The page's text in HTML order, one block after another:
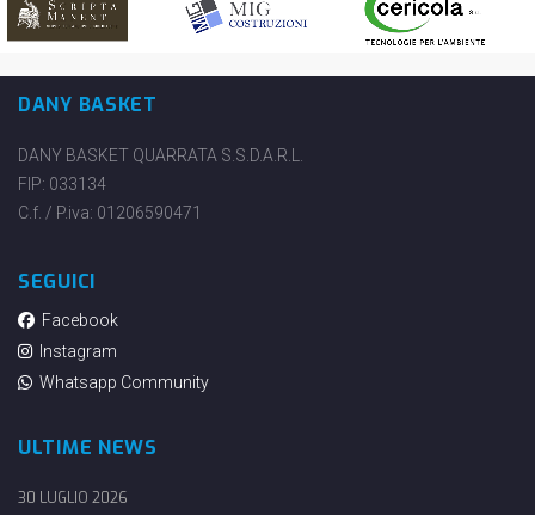
DANY BASKET
DANY BASKET QUARRATA S.S.D.A.R.L.
FIP: 033134
C.f. / P.iva: 01206590471
SEGUICI
Facebook
Instagram
Whatsapp Community
ULTIME NEWS
30 LUGLIO 2026